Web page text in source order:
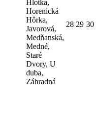
Hlotka,
Horenická
Hôrka,
Javorová,
Medňanská,
Medné,
Staré
Dvory, U
duba,
Záhradná
28 29 30